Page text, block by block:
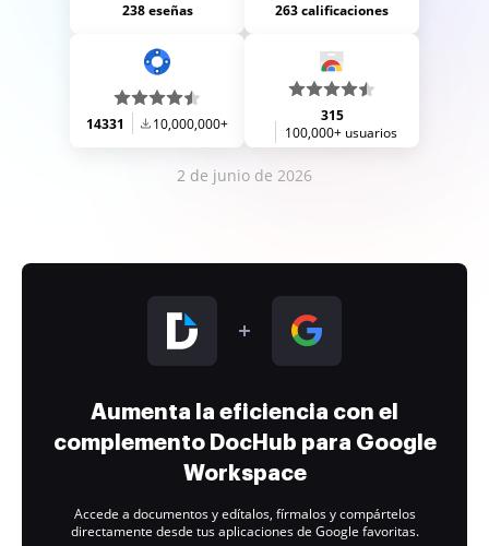
238 eseñas 263 calificaciones
14331 10,000,000+
315
100,000+ usuarios
2 de junio de 2026
Aumenta la eficiencia con el
complemento DocHub para Google
Workspace
Accede a documentos y edítalos, fírmalos y compártelos
directamente desde tus aplicaciones de Google favoritas.